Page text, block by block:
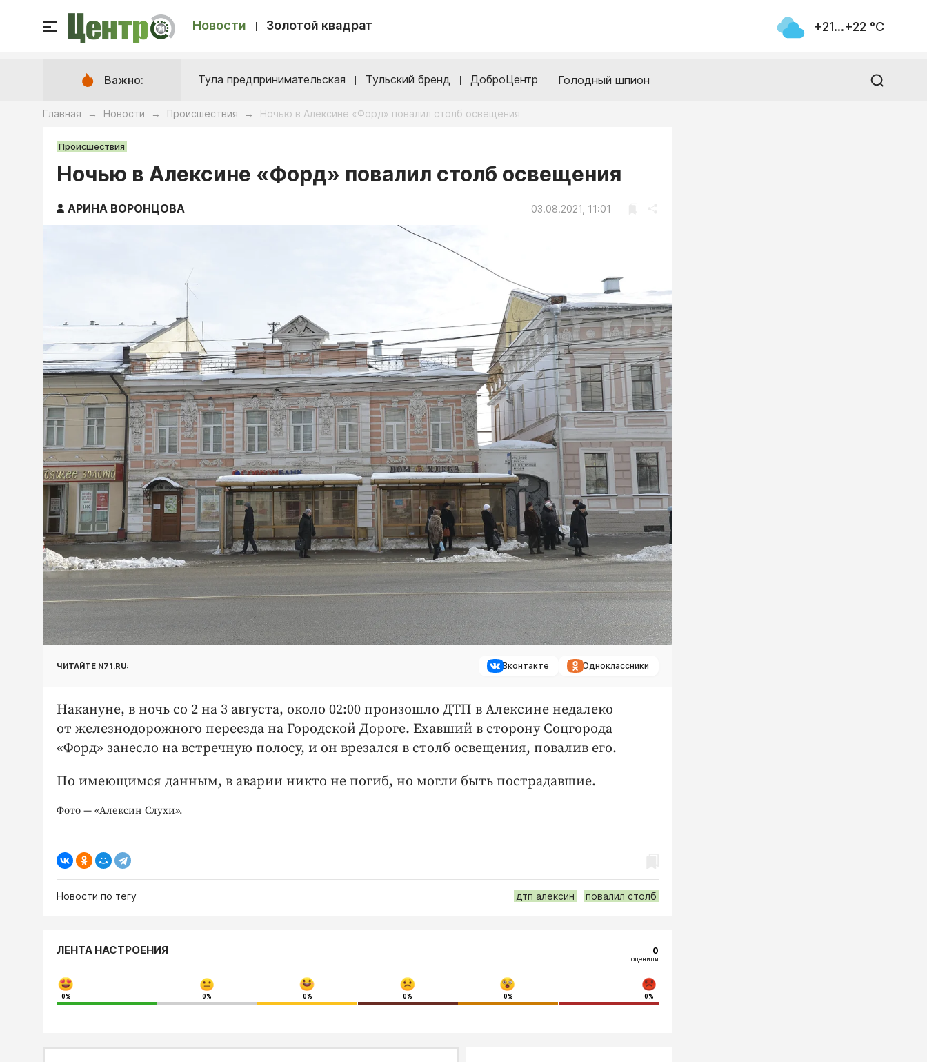
Новости Золотой квадрат +21...+22 °С
Важно: Тула предпринимательская Тульский бренд ДоброЦентр Голодный шпион
Главная → Новости → Происшествия → Ночью в Алексине «Форд» повалил столб освещения
Происшествия
Ночью в Алексине «Форд» повалил столб освещения
АРИНА ВОРОНЦОВА 03.08.2021, 11:01
ЧИТАЙТЕ N71.RU: Вконтакте Одноклассники
Накануне, в ночь со 2 на 3 августа, около 02:00 произошло ДТП в Алексине недалеко
от железнодорожного переезда на Городской Дороге. Ехавший в сторону Соцгорода
«Форд» занесло на встречную полосу, и он врезался в столб освещения, повалив его.
По имеющимся данным, в аварии никто не погиб, но могли быть пострадавшие.
Фото — «Алексин Слухи».
Новости по тегу дтп алексин повалил столб
ЛЕНТА НАСТРОЕНИЯ 0
оценили
0% 0% 0% 0% 0% 0%